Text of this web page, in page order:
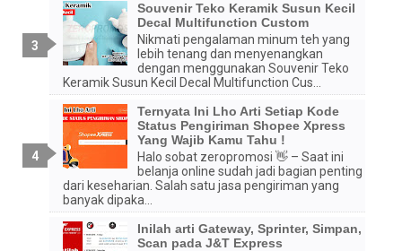
Souvenir Teko Keramik Susun Kecil
Decal Multifunction Custom
Nikmati pengalaman minum teh yang
lebih tenang dan menyenangkan
dengan menggunakan Souvenir Teko
Keramik Susun Kecil Decal Multifunction Cus...
Ternyata Ini Lho Arti Setiap Kode
Status Pengiriman Shopee Xpress
Yang Wajib Kamu Tahu !
Halo sobat zeropromosi 👋 – Saat ini
belanja online sudah jadi bagian penting
dari keseharian. Salah satu jasa pengiriman yang
banyak dipaka...
Inilah arti Gateway, Sprinter, Simpan,
Scan pada J&T Express